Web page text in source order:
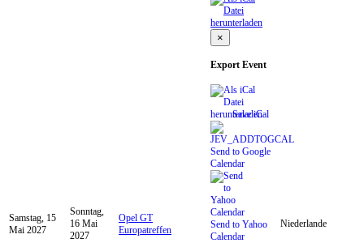
Samstag, 15
Mai 2027
Sonntag,
16 Mai
2027
Opel GT
Europatreffen
×
Export Event
Save iCal
Send to Google
Calendar
Send to Yahoo
Calendar
Niederlande